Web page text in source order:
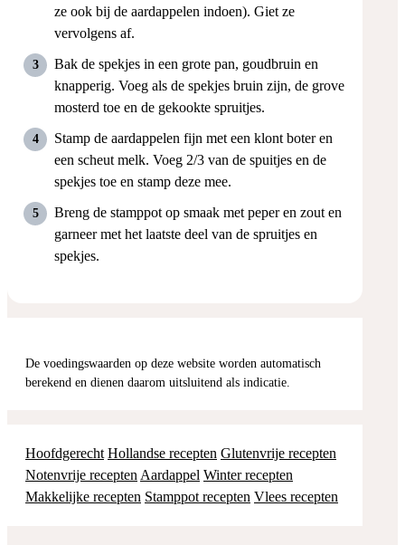
ze ook bij de aardappelen indoen). Giet ze
vervolgens af.
Bak de spekjes in een grote pan, goudbruin en
knapperig. Voeg als de spekjes bruin zijn, de grove
mosterd toe en de gekookte spruitjes.
Stamp de aardappelen fijn met een klont boter en
een scheut melk. Voeg 2/3 van de spuitjes en de
spekjes toe en stamp deze mee.
Breng de stamppot op smaak met peper en zout en
garneer met het laatste deel van de spruitjes en
spekjes.
De voedingswaarden op deze website worden automatisch
berekend en dienen daarom uitsluitend als indicatie.
Hoofdgerecht Hollandse recepten Glutenvrije recepten
Notenvrije recepten Aardappel Winter recepten
Makkelijke recepten Stamppot recepten Vlees recepten